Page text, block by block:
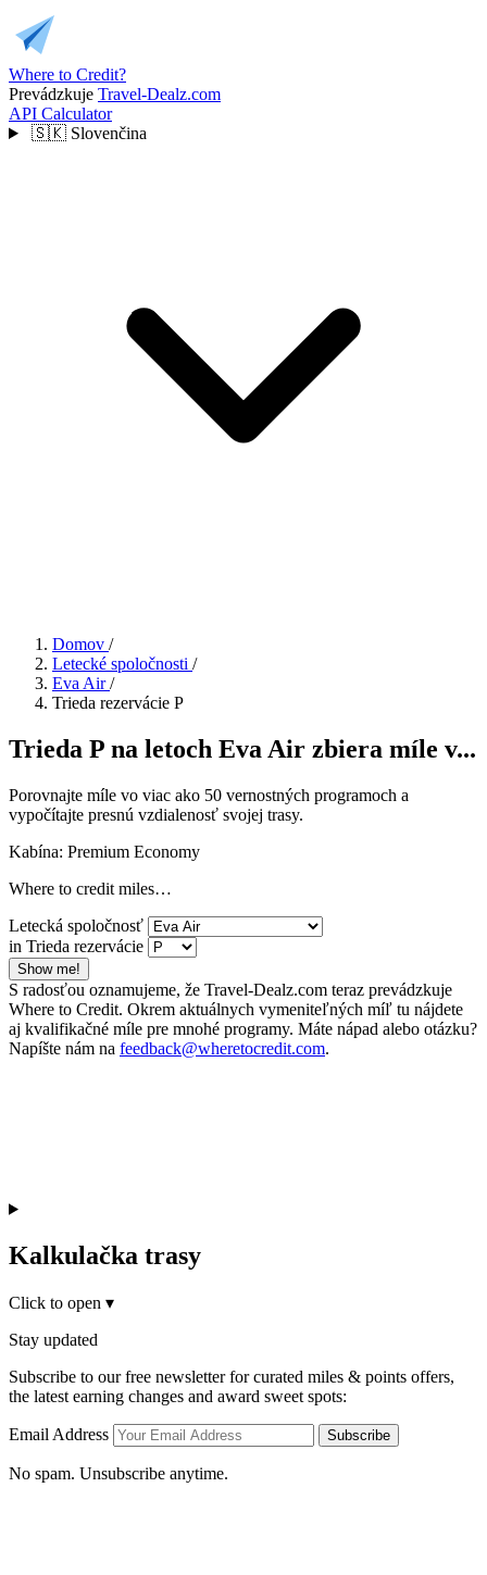
Where to Credit?
Prevádzkuje Travel-Dealz.com
API Calculator
🇸🇰 Slovenčina
Domov /
Letecké spoločnosti /
Eva Air /
Trieda rezervácie P
Trieda P na letoch Eva Air zbiera míle v...
Porovnajte míle vo viac ako 50 vernostných programoch a
vypočítajte presnú vzdialenosť svojej trasy.
Kabína: Premium Economy
Where to credit miles…
Letecká spoločnosť
in Trieda rezervácie
Show me!
S radosťou oznamujeme, že Travel-Dealz.com teraz prevádzkuje
Where to Credit. Okrem aktuálnych vymeniteľných míľ tu nájdete
aj kvalifikačné míle pre mnohé programy. Máte nápad alebo otázku?
Napíšte nám na feedback@wheretocredit.com.
Kalkulačka trasy
Click to open ▾
Stay updated
Subscribe to our free newsletter for curated miles & points offers,
the latest earning changes and award sweet spots:
Email Address Subscribe
No spam. Unsubscribe anytime.